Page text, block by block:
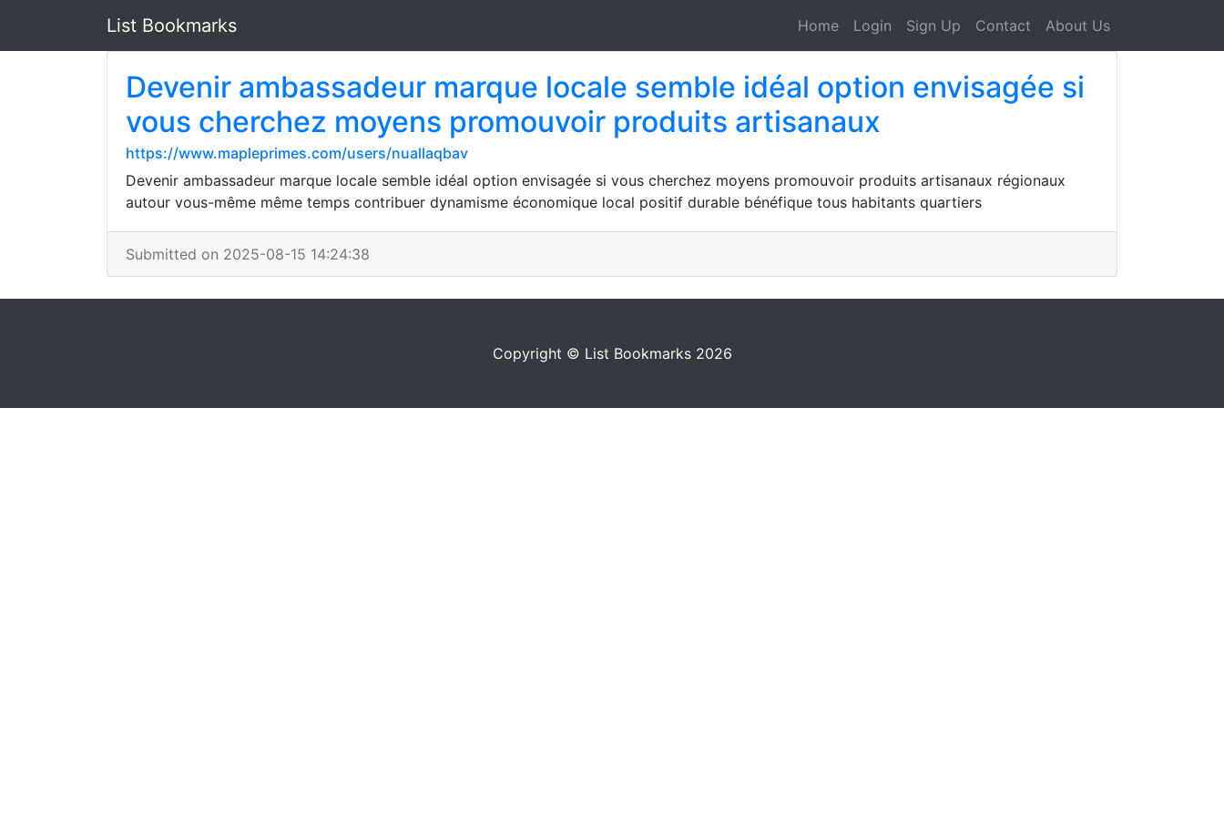
List Bookmarks Home Login Sign Up Contact About Us
Devenir ambassadeur marque locale semble idéal option envisagée si
vous cherchez moyens promouvoir produits artisanaux
https://www.mapleprimes.com/users/nuallaqbav
Devenir ambassadeur marque locale semble idéal option envisagée si vous cherchez moyens promouvoir produits artisanaux régionaux
autour vous-même même temps contribuer dynamisme économique local positif durable bénéfique tous habitants quartiers
Submitted on 2025-08-15 14:24:38
Copyright © List Bookmarks 2026